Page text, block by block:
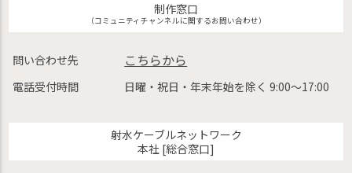
制作窓口
（コミュニティチャンネルに関するお問い合わせ）
問い合わせ先 こちらから
電話受付時間 日曜・祝日・年末年始を除く 9:00〜17:00
射水ケーブルネットワーク
本社 [総合窓口]